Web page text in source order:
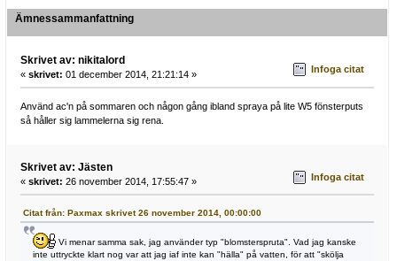
Ämnessammanfattning
Skrivet av: nikitalord
« skrivet: 01 december 2014, 21:21:14 » Infoga citat
Använd ac'n på sommaren och någon gång ibland spraya på lite W5 fönsterputs
så håller sig lammelerna sig rena.
Skrivet av: Jästen
« skrivet: 26 november 2014, 17:55:47 » Infoga citat
Citat från: Paxmax skrivet 26 november 2014, 00:00:00
Vi menar samma sak, jag använder typ "blomsterspruta". Vad jag kanske
inte uttryckte klart nog var att jag iaf inte kan "hälla" på vatten, för att "skölja